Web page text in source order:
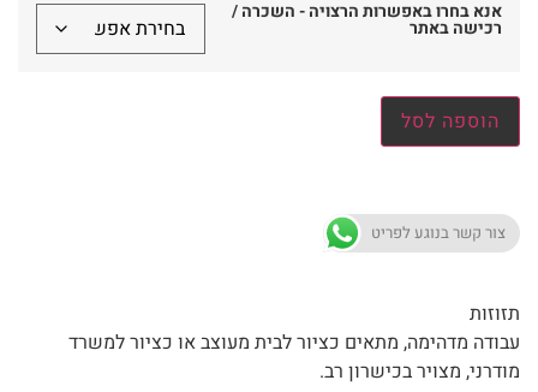
אנא בחרו באפשרות הרצויה - השכרה /
רכישה באתר
הוספה לסל
צור קשר בנוגע לפריט
תזוזות
עבודה מדהימה, מתאים כציור לבית מעוצב או כציור למשרד
מודרני, מצויר בכישרון רב.